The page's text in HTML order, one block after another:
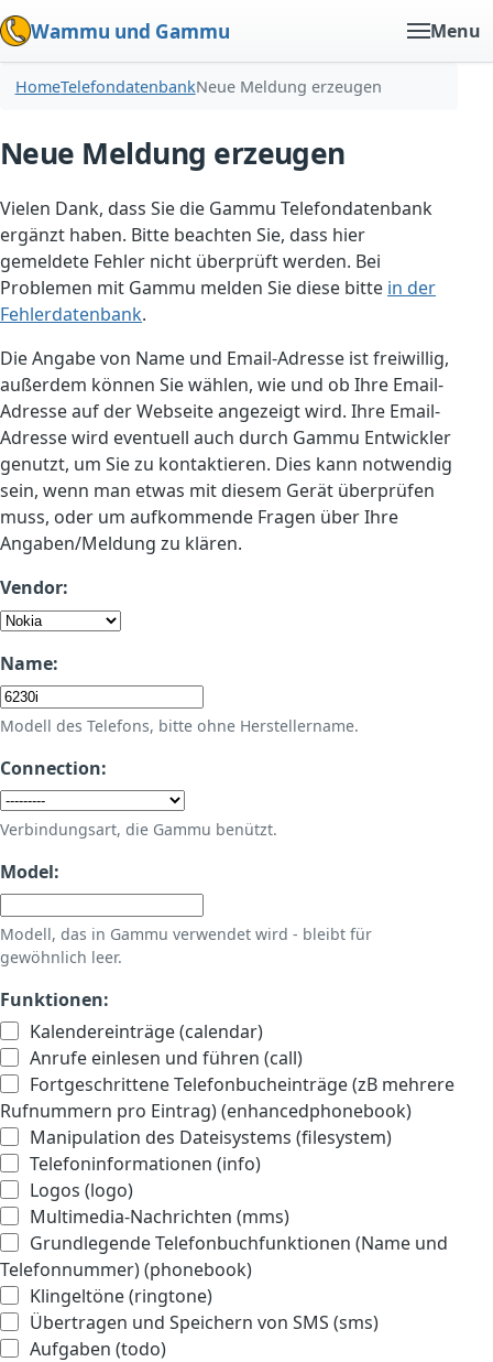
Wammu und Gammu Menu
HomeTelefondatenbankNeue Meldung erzeugen
Neue Meldung erzeugen
Vielen Dank, dass Sie die Gammu Telefondatenbank
ergänzt haben. Bitte beachten Sie, dass hier
gemeldete Fehler nicht überprüft werden. Bei
Problemen mit Gammu melden Sie diese bitte in der
Fehlerdatenbank.
Die Angabe von Name und Email-Adresse ist freiwillig,
außerdem können Sie wählen, wie und ob Ihre Email-
Adresse auf der Webseite angezeigt wird. Ihre Email-
Adresse wird eventuell auch durch Gammu Entwickler
genutzt, um Sie zu kontaktieren. Dies kann notwendig
sein, wenn man etwas mit diesem Gerät überprüfen
muss, oder um aufkommende Fragen über Ihre
Angaben/Meldung zu klären.
Vendor:
Name:
Modell des Telefons, bitte ohne Herstellername.
Connection:
Verbindungsart, die Gammu benützt.
Model:
Modell, das in Gammu verwendet wird - bleibt für
gewöhnlich leer.
Funktionen:
Kalendereinträge (calendar)
Anrufe einlesen und führen (call)
Fortgeschrittene Telefonbucheinträge (zB mehrere
Rufnummern pro Eintrag) (enhancedphonebook)
Manipulation des Dateisystems (filesystem)
Telefoninformationen (info)
Logos (logo)
Multimedia-Nachrichten (mms)
Grundlegende Telefonbuchfunktionen (Name und
Telefonnummer) (phonebook)
Klingeltöne (ringtone)
Übertragen und Speichern von SMS (sms)
Aufgaben (todo)